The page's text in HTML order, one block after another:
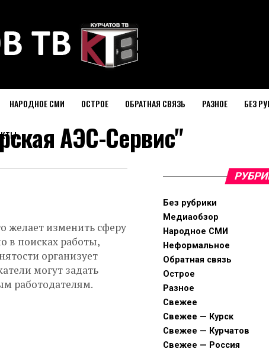
НАРОДНОЕ СМИ ОСТРОЕ ОБРАТНАЯ СВЯЗЬ РАЗНОЕ БЕЗ
АЭС-Сервис"
желает изменить сферу
в поисках работы,
организует
могут задать
работодателям.
Без рубрики
Медиаобзор
Народное СМИ
Неформальное
Обратная связь
Острое
Разное
Свежее
Свежее — Курск
Свежее — Курчатов
Свежее — Россия